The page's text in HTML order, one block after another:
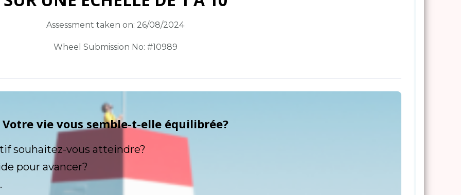
Assessment taken on: 26/08/2024
Wheel Submission No: #10989
Votre vie vous semble-t-elle équilibrée?
souhaitez-vous atteindre?
pour avancer?